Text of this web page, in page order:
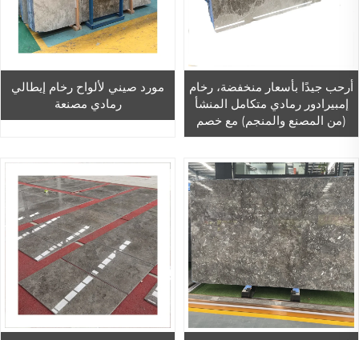
أُرحب جيدًا بأسعار منخفضة، رخام
إمبيرادور رمادي متكامل المنشأ
(من المصنع والمنجم) مع خصم
خاص لأرضيات الشقق
مورد صيني لألواح رخام إيطالي
رمادي مصنعة